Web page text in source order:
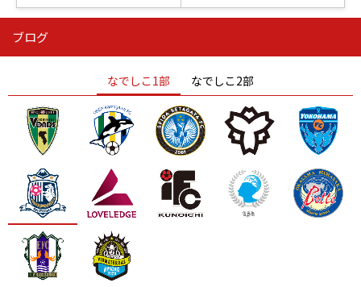
ニッパツ
ニッパツ 名古屋
石人の星
静岡 愛媛Ｌ
ブログ
なでしこ1部 なでしこ2部